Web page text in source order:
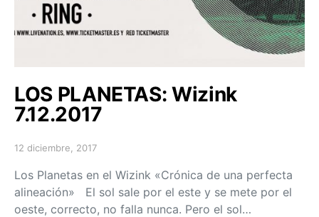
LOS PLANETAS: Wizink
7.12.2017
Posted on
12 diciembre, 2017
Los Planetas en el Wizink «Crónica de una perfecta
alineación» El sol sale por el este y se mete por el
oeste, correcto, no falla nunca. Pero el sol…